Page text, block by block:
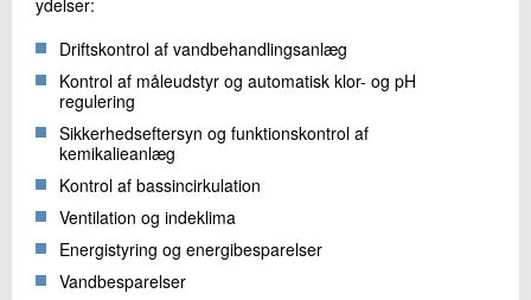
ydelser:
Driftskontrol af vandbehandlingsanlæg
Kontrol af måleudstyr og automatisk klor- og pH
regulering
Sikkerhedseftersyn og funktionskontrol af
kemikalieanlæg
Kontrol af bassincirkulation
Ventilation og indeklima
Energistyring og energibesparelser
Vandbesparelser